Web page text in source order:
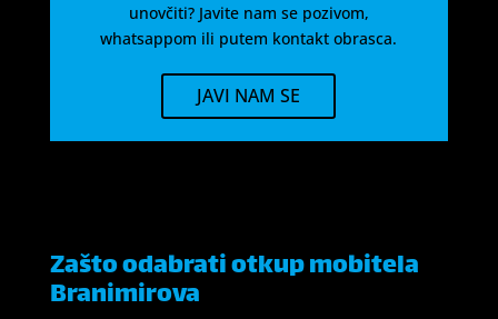
unovčiti? Javite nam se pozivom,
whatsappom ili putem kontakt obrasca.
JAVI NAM SE
Zašto odabrati otkup mobitela
Branimirova